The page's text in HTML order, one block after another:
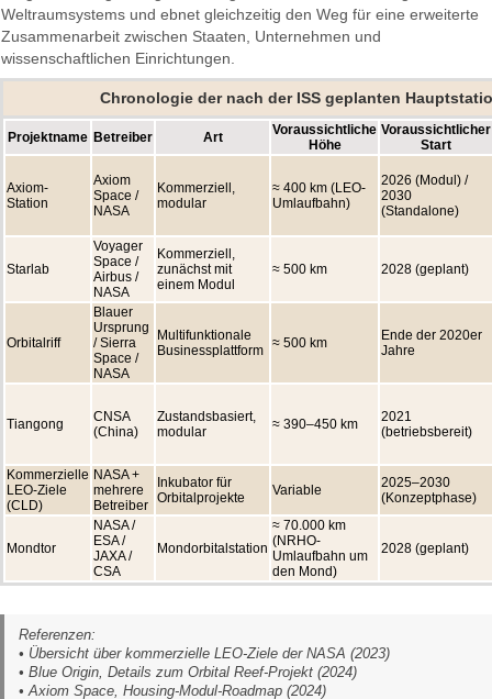
Weltraumsystems und ebnet gleichzeitig den Weg für eine erweiterte
Zusammenarbeit zwischen Staaten, Unternehmen und
wissenschaftlichen Einrichtungen.
Chronologie der nach der ISS geplanten
Projektname Betreiber Art
Voraussichtliche
Höhe
Voraussichtlicher
Start
Axiom-
Station
Axiom
Space /
NASA
Kommerziell,
modular
≈ 400 km (LEO-
Umlaufbahn)
2026 (Modul) /
2030
(Standalone)
Starlab
Voyager
Space /
Airbus /
NASA
Kommerziell,
zunächst mit
einem Modul
≈ 500 km 2028 (geplant)
Orbitalriff
Blauer
Ursprung
/ Sierra
Space /
NASA
Multifunktionale
Businessplattform ≈ 500 km
Ende der 2020er
Jahre
Tiangong
CNSA
(China)
Zustandsbasiert,
modular
≈ 390–450 km
2021
(betriebsbereit)
Kommerzielle
LEO-Ziele
(CLD)
NASA +
mehrere
Betreiber
Inkubator für
Orbitalprojekte
Variable
2025–2030
(Konzeptphase)
Mondtor
NASA /
ESA /
JAXA /
CSA
Mondorbitalstation
≈ 70.000 km
(NRHO-
Umlaufbahn um
den Mond)
2028 (geplant)
Referenzen:
• Übersicht über kommerzielle LEO-Ziele der NASA (2023)
• Blue Origin, Details zum Orbital Reef-Projekt (2024)
• Axiom Space, Housing-Modul-Roadmap (2024)